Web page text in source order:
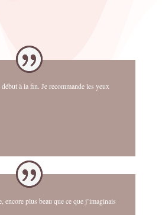
à la fin. Je recommande les yeux
encore plus beau que ce que j’imaginais